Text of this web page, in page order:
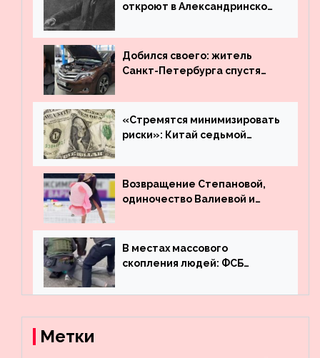
откроют в Александринском
Добился своего: житель
Санкт-Петербурга спустя
угнанную в Казахстан
машину
«Стремятся минимизировать
риски»: Китай седьмой
деньги из американского
госдолга
Возвращение Степановой,
одиночество Валиевой и
что обсуждают в мире
фигурного катания
В местах массового
скопления людей: ФСБ
террористов, планировавших
Метки